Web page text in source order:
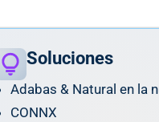
Soluciones
Adabas & Natural en la
CONNX